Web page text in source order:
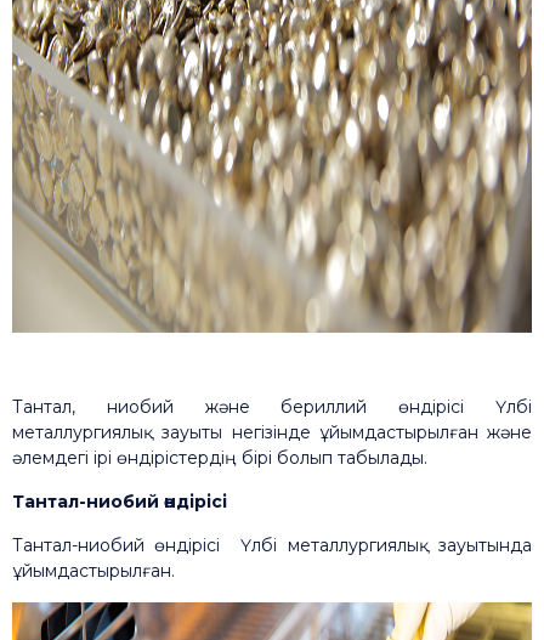
Тантал, ниобий және бериллий өндірісі Үлбі
металлургиялық зауыты негізінде ұйымдастырылған және
әлемдегі ірі өндірістердің бірі болып табылады.
Тантал-ниобий өндірісі
Тантал-ниобий өндірісі Үлбі металлургиялық зауытында
ұйымдастырылған.